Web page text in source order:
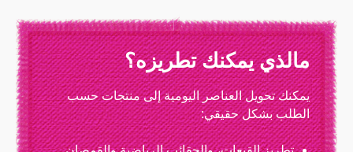
مالذي يمكنك تطريزه؟
يمكنك تحويل العناصر اليومية إلى منتجات حسب
الطلب بشكل حقيقي: